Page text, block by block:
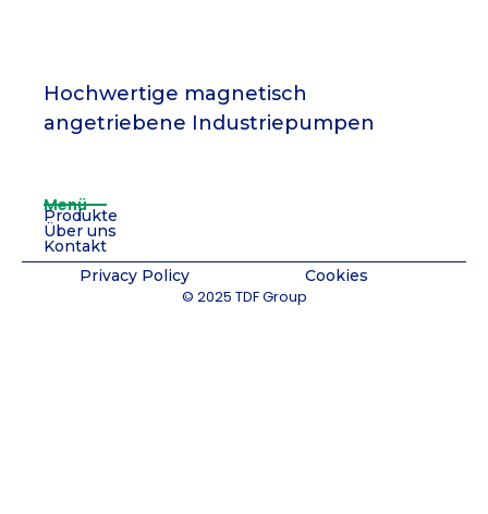
Hochwertige magnetisch
angetriebene Industriepumpen
Menü
Produkte
Über uns
Kontakt
Privacy Policy
Cookies
© 2025 TDF Group